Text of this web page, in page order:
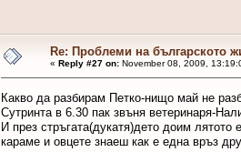
Re: Проблеми на българското
« Reply #27 on:November 08, 2009,
Какво да разбирам Петко-нищо май не
Сутринта в 6.30 пак звъня ветеринаря-
И през стръгата(дукатя)дето доим
караме и овцете знаеш как е една връз